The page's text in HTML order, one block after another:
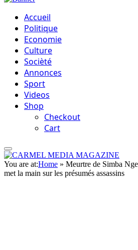
Accueil
Politique
Economie
Culture
Socièté
Annonces
Sport
Videos
Shop
Checkout
Cart
You are at:Home » Meurtre de Simba
met la main sur les présumés assassins